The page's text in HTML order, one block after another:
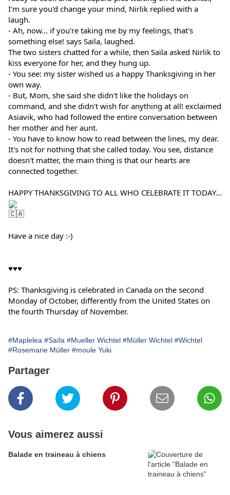
I'm sure you'd change your mind, Nirlik replied with a
laugh.
- Ah, now... if you're taking me by my feelings, that's
something else! says Saïla, laughed.
The two sisters chatted for a while, then Saïla asked Nirlik to
kiss everyone for her, and they hung up.
- You see: my sister wished us a happy Thanksgiving in her
own way.
- But, Mom, she said she didn't like the holidays on
command, and she didn't wish for anything at all! exclaimed
Asiavik, who had followed the entire conversation between
her mother and her aunt.
- You have to know how to read between the lines, my dear.
It's not for nothing that she called today. You see, distance
doesn't matter, the main thing is that our hearts are
connected together.
Have a nice day :-)
♥♥♥
PS: Thanksgiving is celebrated in Canada on the second
Monday of October, differently from the United States on
the fourth Thursday of November.
#Maplelea #Saïla #Mueller Wichtel #Müller Wichtel #Wichtel
#Rosemarie Müller #moule Yuki
Partager
Vous aimerez aussi
Balade en traineau à chiens